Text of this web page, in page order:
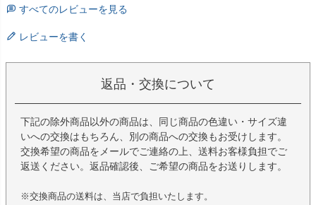
すべてのレビューを見る
レビューを書く
返品・交換について
下記の除外商品以外の商品は、同じ商品の色違い・サイズ違
いへの交換はもちろん、別の商品への交換もお受けします。
交換希望の商品をメールでご連絡の上、送料お客様負担でご
返送ください。返品確認後、ご希望の商品をお送りします。
※交換商品の送料は、当店で負担いたします。